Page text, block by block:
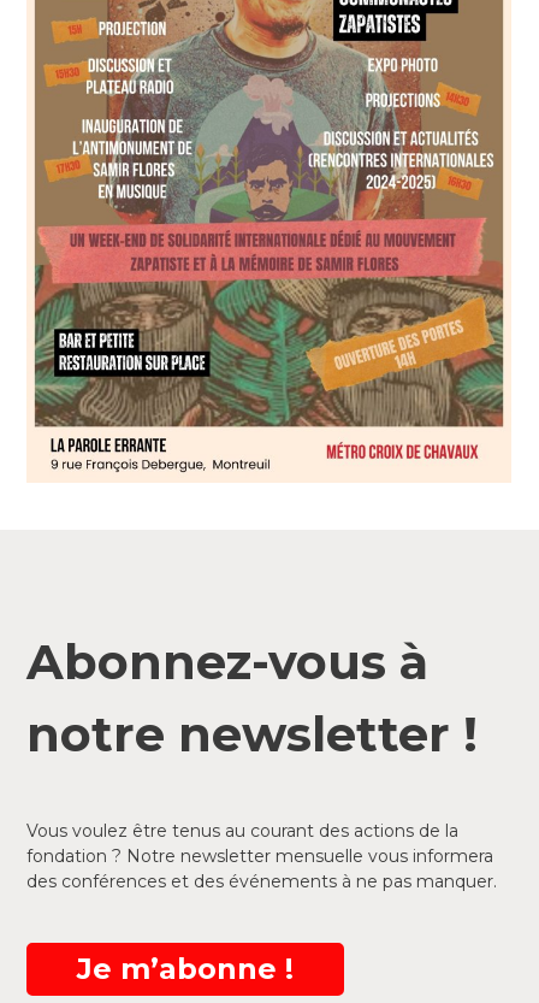
Abonnez-vous à
notre newsletter !
Vous voulez être tenus au courant des actions de la
fondation ? Notre newsletter mensuelle vous informera
des conférences et des événements à ne pas manquer.
Je m’abonne !